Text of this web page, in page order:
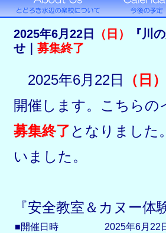
2025年6月22日 （日）
『川
せ｜ 募集終了
2025年6月22日
（日）
開催します。こちら
募集終了 となりました
いました。
『安全教室＆カヌー体
■開催日時
2025年6月22